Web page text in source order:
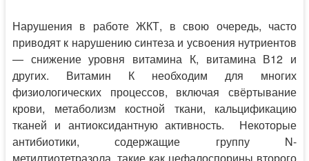
Нарушения в работе ЖКТ, в свою очередь, часто
приводят к нарушению синтеза и усвоения нутриентов
— снижение уровня витамина К, витамина В12 и
других. Витамин К необходим для многих
физиологических процессов, включая свёртывание
крови, метаболизм костной ткани, кальцификацию
тканей и антиоксидантную активность. Некоторые
антибиотики, содержащие группу N-
метилтиотетразола, такие как цефалоспорины второго